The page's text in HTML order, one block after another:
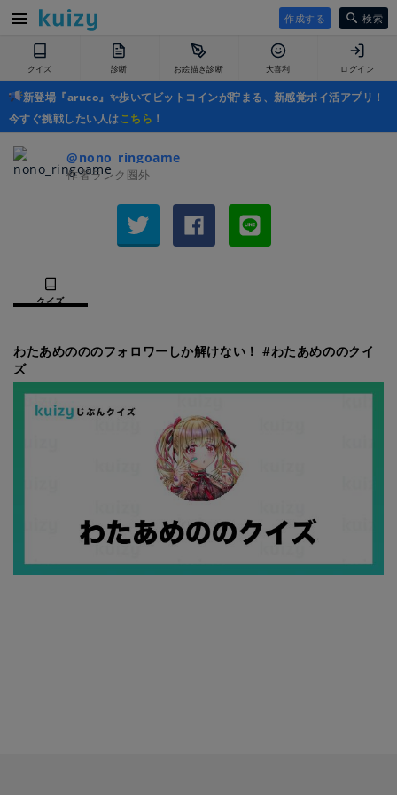
作成する 検索
クイズ 診断 お絵描き診断 大喜利 ログイン
新登場『aruco』✨歩いてビットコインが貯まる、新感覚ポイ活アプリ！
今すぐ挑戦したい人はこちら ！
@nono_ringoame
作者ランク圏外
クイズ
わたあめのののフォロワーしか解けない！ #わたあめののクイ
ズ